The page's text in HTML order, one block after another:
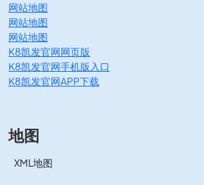
网站地图
网站地图
网站地图
K8凯发官网网页版
K8凯发官网手机版入口
K8凯发官网APP下载
地图
XML地图